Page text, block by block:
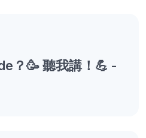
？🥳 聽我講！💪 -